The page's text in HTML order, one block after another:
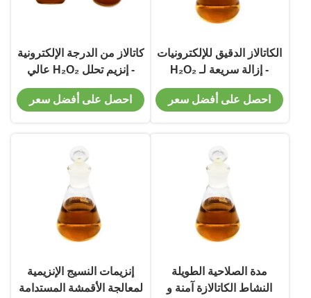
الكاتالاز الدقيق للإلكترونيات
- إزالة سريعة لـ H₂O₂
احصل على أفضل سعر
كاتالاز من الدرجة الإلكترونية
- إنزيم تحلل H₂O₂ عالي
النقاء
احصل على أفضل سعر
مدة الصلاحية الطويلة
النشاط الكاتالازة آمنة و
إنزيمات النسيج الإنزيمية
لمعالجة الأقمشة المستدامة